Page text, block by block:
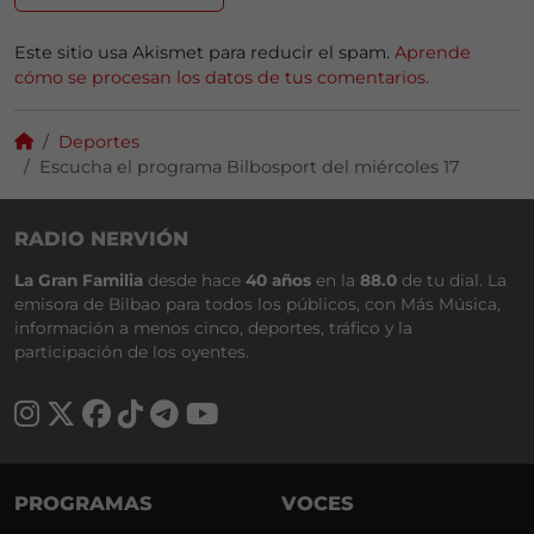
Este sitio usa Akismet para reducir el spam. Aprende
cómo se procesan los datos de tus comentarios.
Deportes
Escucha el programa Bilbosport del miércoles 17
RADIO NERVIÓN
La Gran Familia desde hace 40 años en la 88.0 de tu dial. La
emisora de Bilbao para todos los públicos, con Más Música,
información a menos cinco, deportes, tráfico y la
participación de los oyentes.
PROGRAMAS VOCES